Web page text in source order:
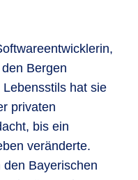
Bergen
hat sie
privaten
bis ein
veränderte.
Bayerischen